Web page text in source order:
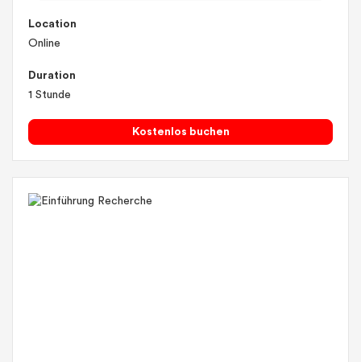
Location
Online
Duration
1 Stunde
Kostenlos buchen